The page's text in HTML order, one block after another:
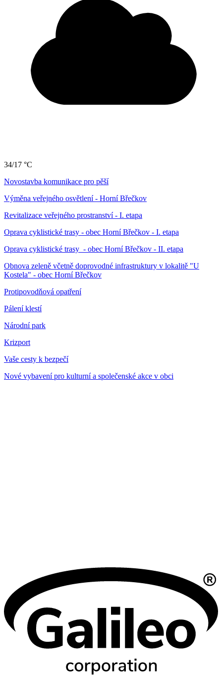
34/17 °C
Novostavba komunikace pro pěší
Výměna veřejného osvětlení - Horní Břečkov
Revitalizace veřejného prostranství - I. etapa
Oprava cyklistické trasy - obec Horní Břečkov - I. etapa
Oprava cyklistické trasy - obec Horní Břečkov - II. etapa
Obnova zeleně včetně doprovodné infrastruktury v lokalitě "U
Kostela" - obec Horní Břečkov
Protipovodňová opatření
Pálení klestí
Národní park
Krizport
Vaše cesty k bezpečí
Nové vybavení pro kulturní a společenské akce v obci